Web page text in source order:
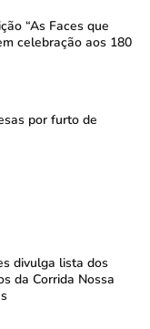
“As Faces que
celebração aos 180
por furto de
divulga lista dos
da Corrida Nossa